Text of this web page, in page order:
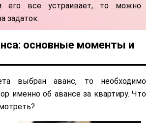
его все устраивает, то можно
задаток.
основные моменты и
выбран аванс, то необходимо
именно об авансе за квартиру. Что